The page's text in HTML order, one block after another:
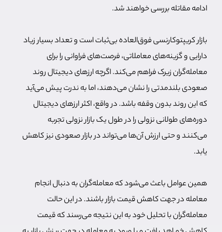
ادامه مقاتله بررسی خواهند شد.
بازار کریپتوکارنسی فوق‌العاده بی‌ثبات است و تعداد بسیار زیاد
دارایی و گزینه‌های معاملاتی، فرصت‌های فراوانی را برای
معامله‌گران زیرک فراهم می‌کند. اگرچه ارزهای دیجیتال روند
صعودی بلندمدتی را نشان می‌دهند، اما به ندرت پیش می‌آید
که این روند بدون وقفه باشد. در واقع، اکثر ارزهای دیجیتال
دوره‌های طولانی نزولی را در طول یک بازار نزولی تجربه
می‌کنند و حتی ارزش آن‌ها می‌تواند در بازار صعودی نیز کاهش
یابد.
همین عوامل باعث می‌شود که معامله‌گران به دنبال انجام
معامله در جهت کاهش قیمت بازار باشند. در این حالت
معامله‌گران با تحلیل خود به این نتیجه می‌رسند که قیمت